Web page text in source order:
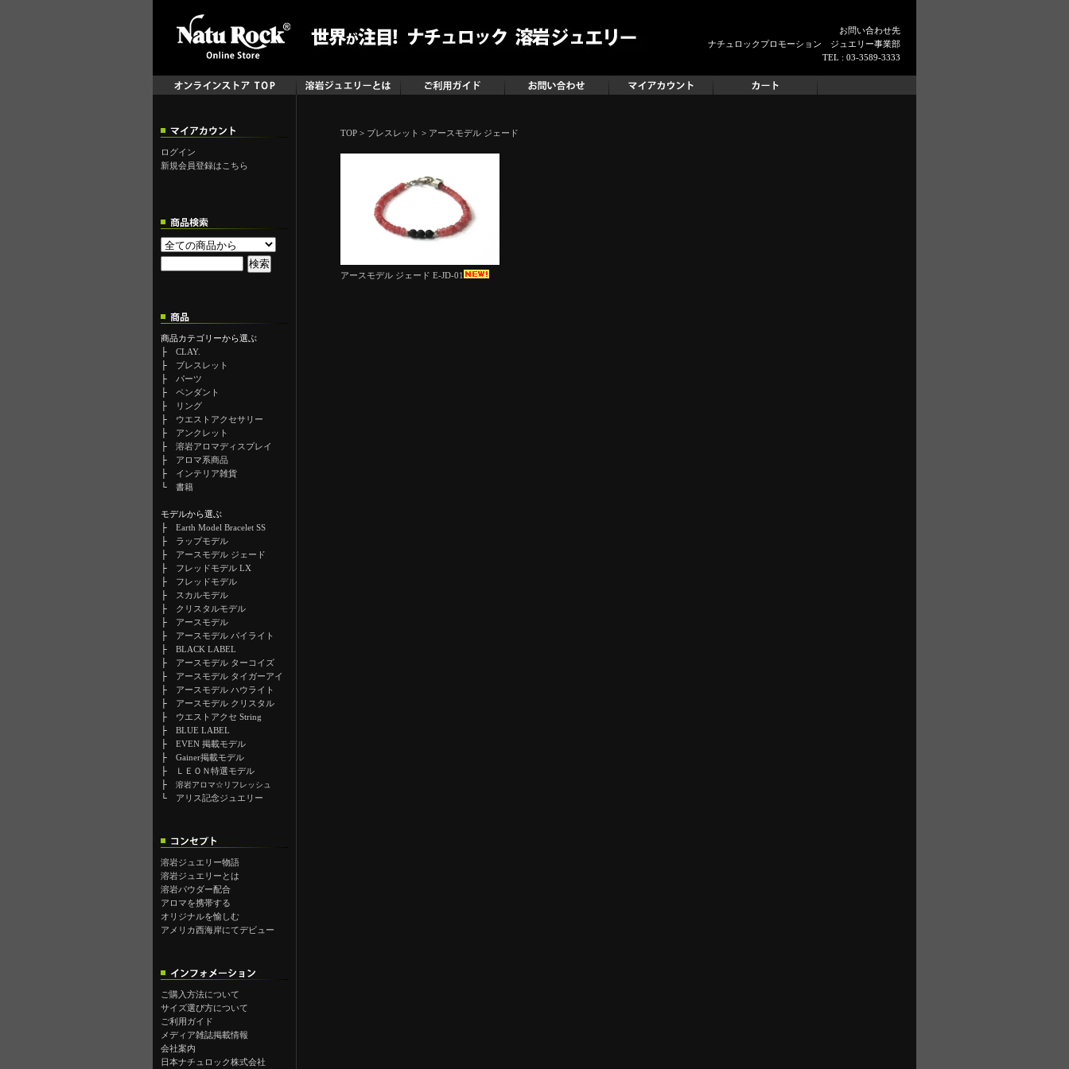
お問い合わせ先
ナチュロックプロモーション ジュエリー事業部
TEL : 03-3589-3333
ログイン
新規会員登録はこちら
商品カテゴリーから選ぶ
├ CLAY.
├ ブレスレット
├ パーツ
├ ペンダント
├
リング
├ ウエストアクセサリー
├ アンクレット
├ 溶岩アロマディスプレイ
├ アロマ系商品
├ インテリア雑貨
└ 書籍
モデルから選ぶ
├ Earth Model Bracelet SS
├ ラップモデル
├ アースモデル ジェード
├ フレッドモデル LX
├ フレッドモデル
├ スカルモデル
├ クリスタルモデル
├ アースモデル
├ アースモデル パイライト
├ BLACK LABEL
├ アースモデル ターコイズ
├ アースモデル タイガーアイ
├ アースモデル ハウライト
├ アースモデル クリスタル
├ ウエストアクセ String
├ BLUE LABEL
├ EVEN 掲載モデル
├ Gainer掲載モデル
├
ＬＥＯＮ特選モデル
├ 溶岩アロマ☆リフレッシュ
└ アリス記念ジュエリー
溶岩ジュエリー物語
溶岩ジュエリーとは
溶岩パウダー配合
アロマを携帯する
オリジナルを愉しむ
アメリカ西海岸にてデビュー
ご購入方法について
サイズ選び方について
ご利用ガイド
メディア雑誌掲載情報
会社案内
日本ナチュロック株式会社
TOP > ブレスレット > アースモデル ジェード
アースモデル ジェード E-JD-01